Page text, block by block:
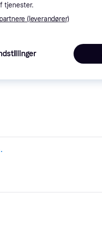
tjenester.
(leverandører)